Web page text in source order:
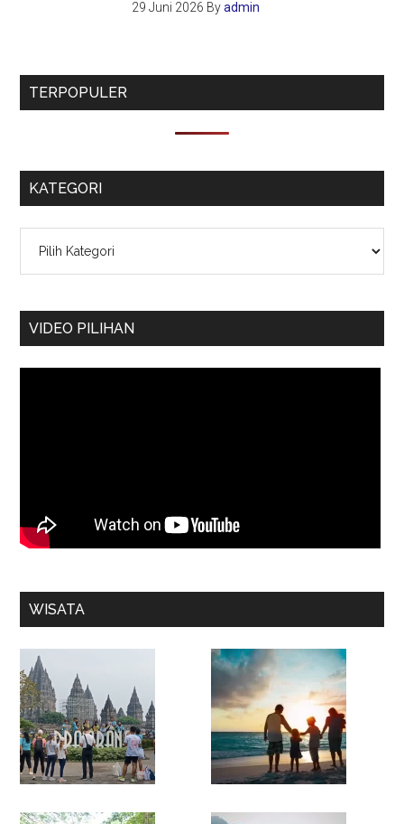
29 Juni 2026 Byadmin
TERPOPULER
KATEGORI
VIDEO PILIHAN
WISATA